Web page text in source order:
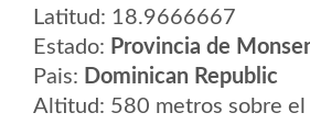
Latitud: 18.9666667
Estado: Provincia de
Pais: Dominican Republic
Altitud: 580 metros sobre el